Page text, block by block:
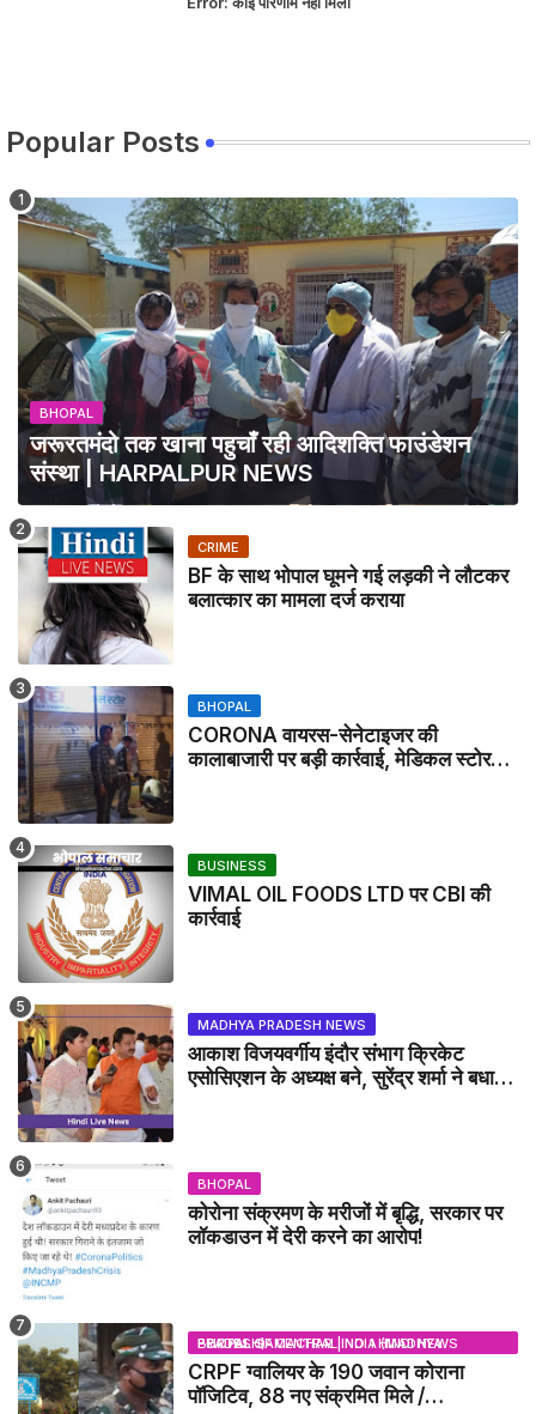
Popular Posts
BHOPAL
जरूरतमंदो तक खाना पहुचाँ रही आदिशक्ति फाउंडेशन
संस्था | HARPALPUR NEWS
CRIME
BF के साथ भोपाल घूमने गई लड़की ने लौटकर
बलात्कार का मामला दर्ज कराया
BHOPAL
CORONA वायरस-सेनेटाइजर की
कालाबाजारी पर बड़ी कार्रवाई, मेडिकल स्टोर
BUSINESS
VIMAL OIL FOODS LTD पर CBI की
कार्रवाई
MADHYA PRADESH NEWS
आकाश विजयवर्गीय इंदौर संभाग क्रिकेट
एसोसिएशन के अध्यक्ष बने, सुरेंद्र शर्मा ने बधाई
BHOPAL
कोरोना संक्रमण के मरीजों में बृद्धि, सरकार पर
लॉकडाउन में देरी करने का आरोप!
BHOPAL SAMACHAR | NO 1 HINDI NEWS PORTAL OF CENTRAL INDIA (MADHYA PRADESH)
CRPF ग्वालियर के 190 जवान कोराना
पॉजिटिव, 88 नए संक्रमित मिले /